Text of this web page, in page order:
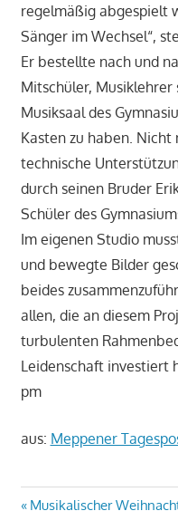
regelmäßig abgespielt
Sänger im Wechsel“,
Er bestellte nach und
Mitschüler, Musiklehrer
Musiksaal des
Kasten zu haben. Nicht
technische
durch seinen Bruder
Schüler des
Im eigenen Studio
und bewegte Bilder
beides
allen, die an diesem
turbulenten
Leidenschaft investiert
pm
aus: Meppener
Vorheriger
Musikalischer